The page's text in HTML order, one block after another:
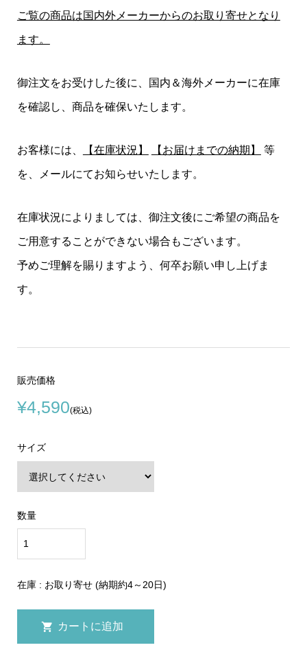
ご覧の商品は国内外メーカーからのお取り寄せとなり
ます。
御注文をお受けした後に、国内＆海外メーカーに在庫
を確認し、商品を確保いたします。
お客様には、 【在庫状況】 【お届けまでの納期】 等
を、メールにてお知らせいたします。
在庫状況によりましては、御注文後にご希望の商品を
ご用意することができない場合もございます。
予めご理解を賜りますよう、何卒お願い申し上げま
す。
販売価格
¥4,590(税込)
サイズ
数量
在庫 : お取り寄せ (納期約4～20日)